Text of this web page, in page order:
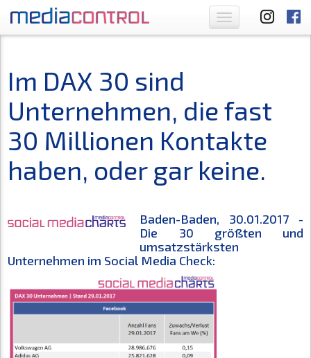
Toggle
navigation
Im DAX 30 sind
Unternehmen, die fast
30 Millionen Kontakte
haben, oder gar keine.
Baden-Baden, 30.01.2017 -
Die 30 größten und
umsatzstärksten
Unternehmen im Social Media Check: